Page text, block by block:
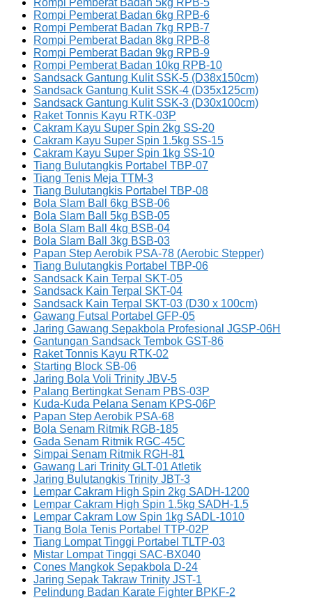
Rompi Pemberat Badan 6kg RPB-6
Rompi Pemberat Badan 7kg RPB-7
Rompi Pemberat Badan 8kg RPB-8
Rompi Pemberat Badan 9kg RPB-9
Rompi Pemberat Badan 10kg RPB-10
Sandsack Gantung Kulit SSK-5 (D38x150cm)
Sandsack Gantung Kulit SSK-4 (D35x125cm)
Sandsack Gantung Kulit SSK-3 (D30x100cm)
Raket Tonnis Kayu RTK-03P
Cakram Kayu Super Spin 2kg SS-20
Cakram Kayu Super Spin 1.5kg SS-15
Cakram Kayu Super Spin 1kg SS-10
Tiang Bulutangkis Portabel TBP-07
Tiang Tenis Meja TTM-3
Tiang Bulutangkis Portabel TBP-08
Bola Slam Ball 6kg BSB-06
Bola Slam Ball 5kg BSB-05
Bola Slam Ball 4kg BSB-04
Bola Slam Ball 3kg BSB-03
Papan Step Aerobik PSA-78 (Aerobic Stepper)
Tiang Bulutangkis Portabel TBP-06
Sandsack Kain Terpal SKT-05
Sandsack Kain Terpal SKT-04
Sandsack Kain Terpal SKT-03 (D30 x 100cm)
Gawang Futsal Portabel GFP-05
Jaring Gawang Sepakbola Profesional JGSP-06H
Gantungan Sandsack Tembok GST-86
Raket Tonnis Kayu RTK-02
Starting Block SB-06
Jaring Bola Voli Trinity JBV-5
Palang Bertingkat Senam PBS-03P
Kuda-Kuda Pelana Senam KPS-06P
Papan Step Aerobik PSA-68
Bola Senam Ritmik RGB-185
Gada Senam Ritmik RGC-45C
Simpai Senam Ritmik RGH-81
Gawang Lari Trinity GLT-01 Atletik
Jaring Bulutangkis Trinity JBT-3
Lempar Cakram High Spin 2kg SADH-1200
Lempar Cakram High Spin 1.5kg SADH-1.5
Lempar Cakram Low Spin 1kg SADL-1010
Tiang Bola Tenis Portabel TTP-02P
Tiang Lompat Tinggi Portabel TLTP-03
Mistar Lompat Tinggi SAC-BX040
Cones Mangkok Sepakbola D-24
Jaring Sepak Takraw Trinity JST-1
Pelindung Badan Karate Fighter BPKF-2